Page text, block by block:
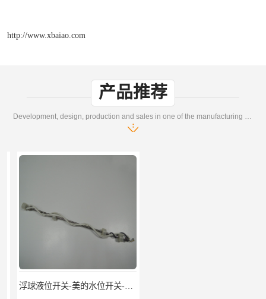
http://www.xbaiao.com
产品推荐
Development, design, production and sales in one of the manufacturing enterprises
浮球液位开关-美的水位开关-水位计定制-柏奥